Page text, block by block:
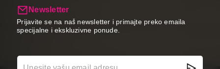
Newsletter
Prijavite se na naš newsletter i primajte preko emaila
specijalne i ekskluzivne ponude.